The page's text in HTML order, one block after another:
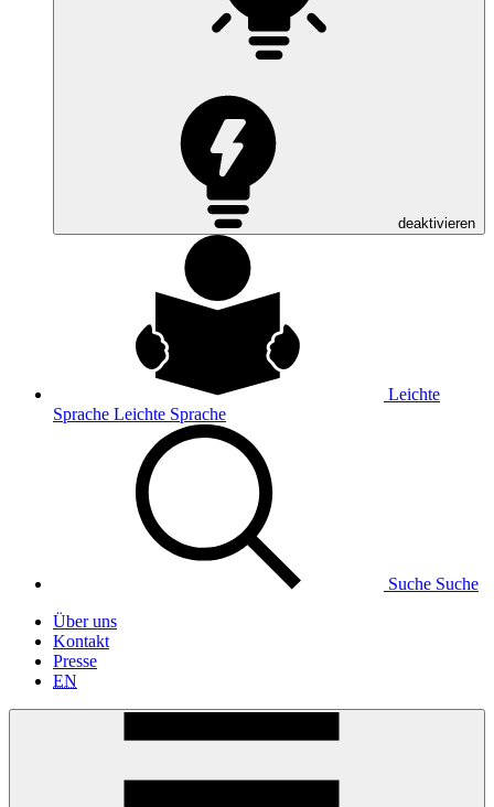
deaktivieren
Leichte
Sprache Leichte Sprache
Suche Suche
Über uns
Kontakt
Presse
EN